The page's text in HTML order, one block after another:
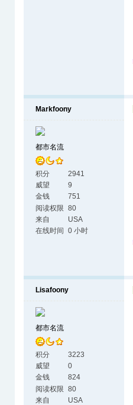
Markfoony
都市名流
积分
2941
威望
9
金钱
751
阅读权限 80
来自
USA
在线时间
0 小时
Lisafoony
都市名流
积分
3223
威望
0
金钱
824
阅读权限 80
来自
USA